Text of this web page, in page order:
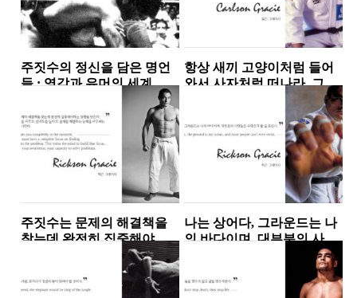
주짓수의 정신을 담은 명언
들 : 영감과 유머의 세계
항상 새끼 고양이처럼 들어
와서 사자처럼 떠나라. 그러
나 절대로 사자처럼 들어가
주짓수는 문제의 해결책을
찾는데 완전히 집중해야하
는 상황을 만든다. 이는 집중
나는 상어다, 그라운드는 나
의 바다이며, 대부분의 사람
들은 수영조차 할 줄 모른다.